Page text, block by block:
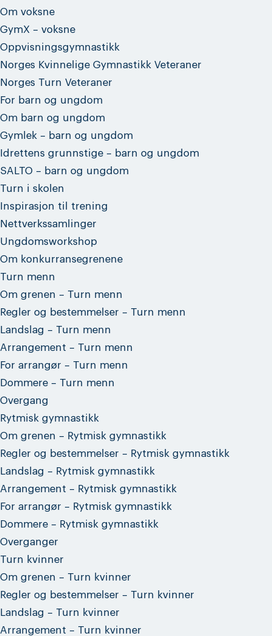
Om voksne
GymX – voksne
Oppvisningsgymnastikk
Norges Kvinnelige Gymnastikk Veteraner
Norges Turn Veteraner
For barn og ungdom
Om barn og ungdom
Gymlek – barn og ungdom
Idrettens grunnstige – barn og ungdom
SALTO – barn og ungdom
Turn i skolen
Inspirasjon til trening
Nettverkssamlinger
Ungdomsworkshop
Om konkurransegrenene
Turn menn
Om grenen – Turn menn
Regler og bestemmelser – Turn menn
Landslag – Turn menn
Arrangement – Turn menn
For arrangør – Turn menn
Dommere – Turn menn
Overgang
Rytmisk gymnastikk
Om grenen – Rytmisk gymnastikk
Regler og bestemmelser – Rytmisk gymnastikk
Landslag – Rytmisk gymnastikk
Arrangement – Rytmisk gymnastikk
For arrangør – Rytmisk gymnastikk
Dommere – Rytmisk gymnastikk
Overganger
Turn kvinner
Om grenen – Turn kvinner
Regler og bestemmelser – Turn kvinner
Landslag – Turn kvinner
Arrangement – Turn kvinner